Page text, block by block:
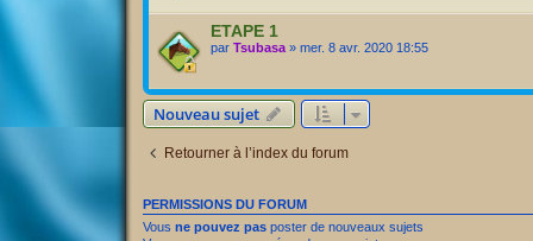
ETAPE 1
par Tsubasa » mer. 8 avr. 2020 18:55
Nouveau sujet
Retourner à l’index du forum
PERMISSIONS DU FORUM
Vous ne pouvez pas poster de nouveaux sujets